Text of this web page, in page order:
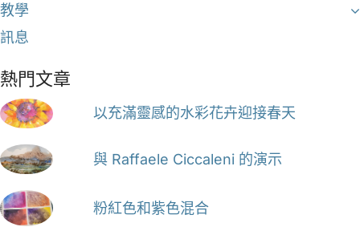
教學
訊息
熱門文章
以充滿靈感的水彩花卉迎接春天
與 Raffaele Ciccaleni 的演示
粉紅色和紫色混合